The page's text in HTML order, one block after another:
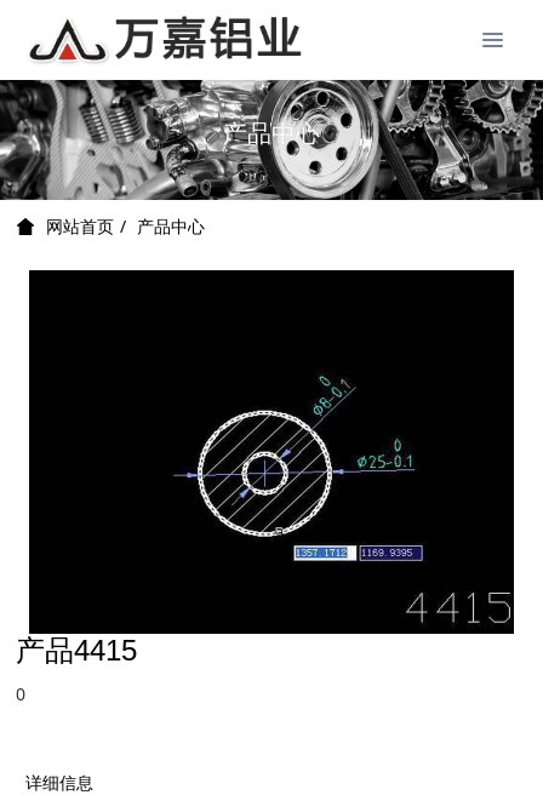
产品中心
网站首页 产品中心
产品4415
0
详细信息